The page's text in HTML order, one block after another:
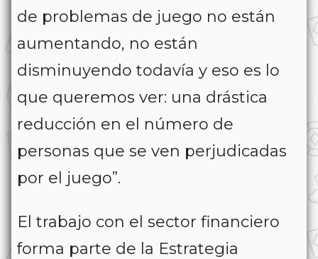
de problemas de juego no están
aumentando, no están
disminuyendo todavía y eso es lo
que queremos ver: una drástica
reducción en el número de
personas que se ven perjudicadas
por el juego”.
El trabajo con el sector financiero
forma parte de la Estrategia